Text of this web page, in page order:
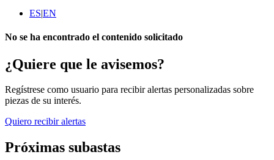
ES|EN
No se ha encontrado el contenido solicitado
¿Quiere que le avisemos?
Regístrese como usuario para recibir alertas personalizadas sobre
piezas de su interés.
Quiero recibir alertas
Próximas subastas